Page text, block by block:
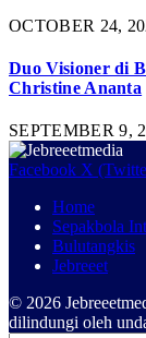
OCTOBER 24,
Duo Visioner di
Christine Ananta
SEPTEMBER 9,
Facebook X
Home
Sepakbola
Bulutangkis
Jebreeet
© 2026
dilindungi oleh